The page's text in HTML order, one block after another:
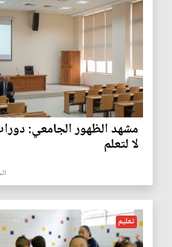
مشهد الظهور الجامعي:
لا لتعلم
السبت
تعليم